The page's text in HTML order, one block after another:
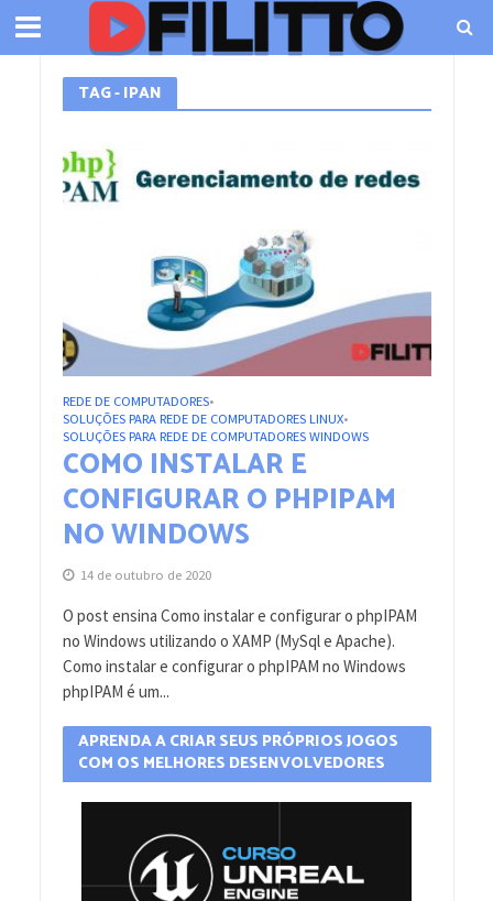
TAG - IPAN
REDE DE COMPUTADORES•
SOLUÇÕES PARA REDE DE COMPUTADORES LINUX•
SOLUÇÕES PARA REDE DE COMPUTADORES WINDOWS
COMO INSTALAR E
CONFIGURAR O PHPIPAM
NO WINDOWS
14 de outubro de 2020
O post ensina Como instalar e configurar o phpIPAM
no Windows utilizando o XAMP (MySql e Apache).
Como instalar e configurar o phpIPAM no Windows
phpIPAM é um...
APRENDA A CRIAR SEUS PRÓPRIOS JOGOS
COM OS MELHORES DESENVOLVEDORES